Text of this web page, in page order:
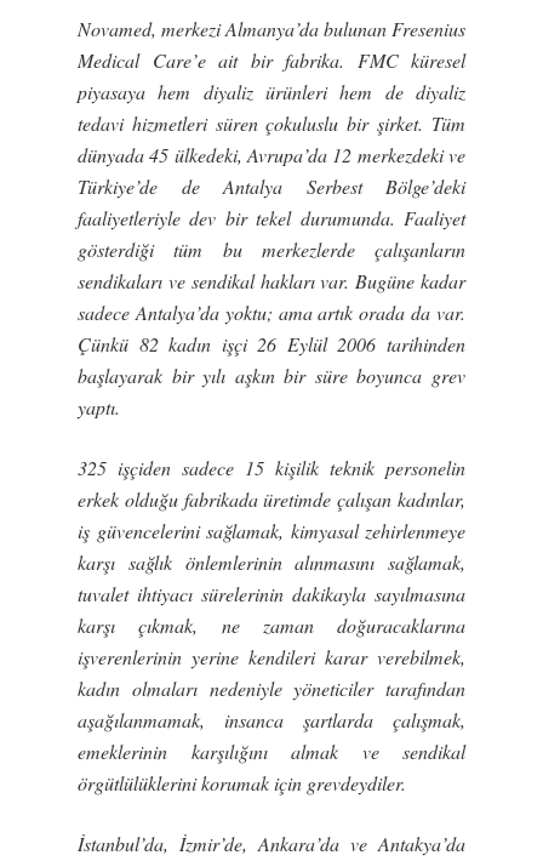
Novamed, merkezi Almanya’da bulunan Fresenius
Medical Care’e ait bir fabrika. FMC küresel
piyasaya hem diyaliz ürünleri hem de diyaliz
tedavi hizmetleri süren çokuluslu birşirket. Tüm
dünyada 45 ülkedeki, Avrupa’da 12 merkezdeki ve
Türkiye’de de Antalya Serbest Bölge’deki
faaliyetleriyle dev bir tekel durumunda. Faaliyet
gösterdiği tüm bu merkezlerde çalışanların
sendikaları ve sendikal hakları var. Bugüne kadar
sadece Antalya’da yoktu; ama artık orada da var.
Çünkü 82 kadın işçi 26 Eylül 2006 tarihinden
başlayarak bir yılı aşkın bir süre boyunca grev
yaptı.
325 işçiden sadece 15 kişilik teknik personelin
erkek olduğu fabrikada üretimde çalışan kadınlar,
iş güvencelerini sağlamak, kimyasal zehirlenmeye
karşı sağlık önlemlerinin alınmasını sağlamak,
tuvalet ihtiyacı sürelerinin dakikayla sayılmasına
karşı çıkmak, ne zaman doğuracaklarına
işverenlerinin yerine kendileri karar verebilmek,
kadın olmaları nedeniyle yöneticiler tarafından
aşağılanmamak, insanca şartlarda çalışmak,
emeklerinin karşılığını almak ve sendikal
örgütlülüklerini korumak için grevdeydiler.
İstanbul’da, İzmir’de, Ankara’da ve Antakya’da